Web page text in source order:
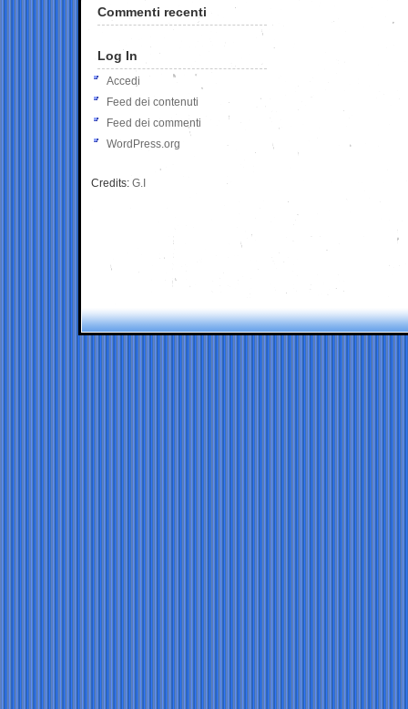
Commenti recenti
Log In
Accedi
Feed dei contenuti
Feed dei commenti
WordPress.org
Credits: G.I